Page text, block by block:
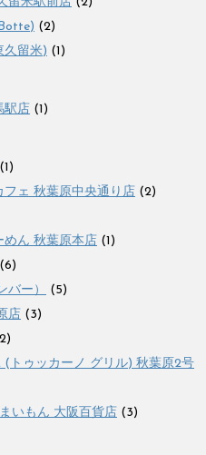
(2)
久留米) (1)
店 (1)
(1)
ェ 秋葉原中央通り店 (2)
めん 秋葉原本店 (1)
(6)
バー）
(5)
店 (3)
トゥッカーノ グリル) 秋葉原2号
いもん 大阪百貨店 (3)